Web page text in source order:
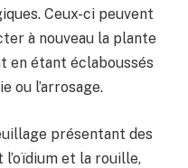
Ceux-ci peuvent
à nouveau la plante
en étant éclaboussés
ou l’arrosage.
présentant des
l’oïdium et la rouille,